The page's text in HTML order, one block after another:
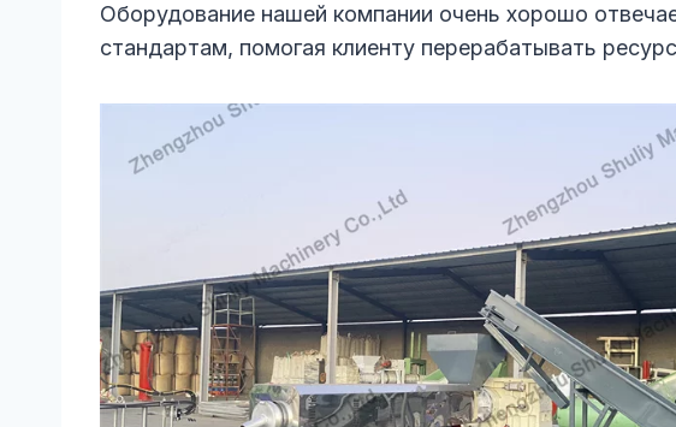
Оборудование нашей компании очень хорошо
стандартам, помогая клиенту перерабатывать